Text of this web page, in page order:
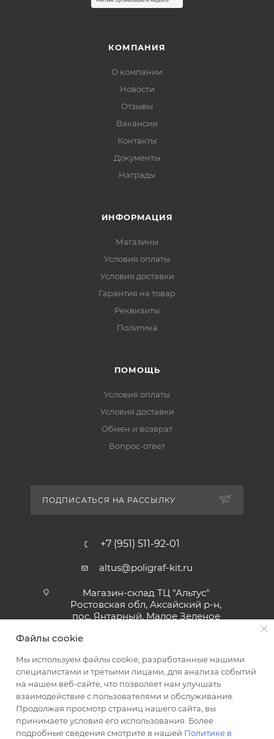
КОМПАНИЯ
О компании
Новости
Отзывы
Вакансии
Контакты
Документы
Награды
ИНФОРМАЦИЯ
Магазины
Условия оплаты
Условия доставки
Гарантия на товар
Реквизиты
Политика
ПОМОЩЬ
Условия оплаты
Условия доставки
Обмен и возврат
Вопрос-ответ
ПОДПИСАТЬСЯ НА РАССЫЛКУ
+7 (951) 511-92-01
altus@poligraf-kit.ru
Магазин-склад ТЦ "Альтус"
Ростовская обл, Аксайский р-н,
пос. Янтарный, Малое Зеленое
2026 © Полиграф кит - интернет-магазин
Файлы cookie
Мы используем файлы cookie, разработанные нашими
специалистами и третьими лицами, для анализа событий
на нашем веб-сайте, что позволяет нам улучшать
взаимодействие с пользователями и обслуживание.
Продолжая просмотр страниц нашего сайта, вы
принимаете условия его использования. Более
подробные сведения смотрите в нашей Политике в